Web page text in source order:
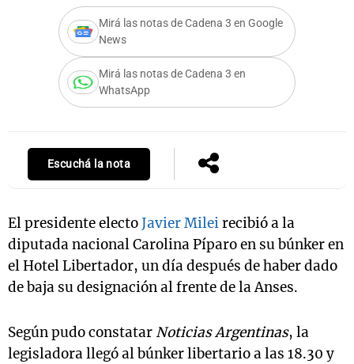
Mirá las notas de Cadena 3 en Google
News
Mirá las notas de Cadena 3 en
WhatsApp
Escuchá la nota
El presidente electoJavier Mileirecibió a la
diputada nacional Carolina Píparo en su búnker en
el Hotel Libertador, un día después de haber dado
de baja su designación al frente de la Anses.
Según pudo constatar Noticias Argentinas, la
legisladora llegó al búnker libertario a las 18.30 y
Notas
Mundial 2026
La Sole en
Cadena 3